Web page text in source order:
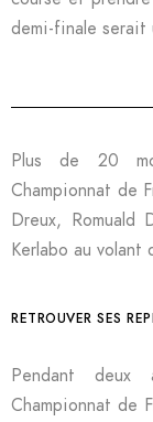
demi-finale serait
Plus de 20
Championnat de
Dreux, Romuald
Kerlabo au
RETROUVER SES
Pendant deux
Championnat de